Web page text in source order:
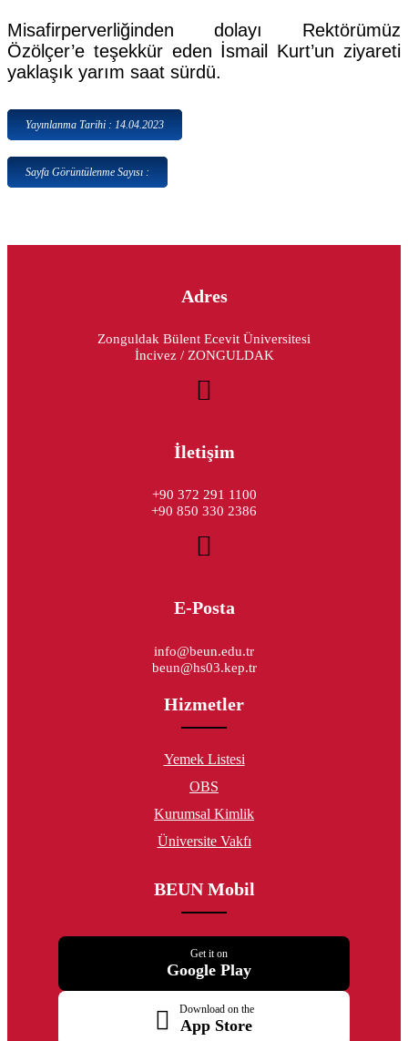
Misafirperverliğinden dolayı Rektörümüz
Özölçer’e teşekkür eden İsmail Kurt’un ziyareti
yaklaşık yarım saat sürdü.
Yayınlanma Tarihi : 14.04.2023
Sayfa Görüntülenme Sayısı :
Adres
Zonguldak Bülent Ecevit Üniversitesi
İncivez / ZONGULDAK
İletişim
+90 372 291 1100
+90 850 330 2386
E-Posta
info@beun.edu.tr
beun@hs03.kep.tr
Hizmetler
Yemek Listesi
OBS
Kurumsal Kimlik
Üniversite Vakfı
BEUN Mobil
Get it on
Google Play
Download on the
App Store